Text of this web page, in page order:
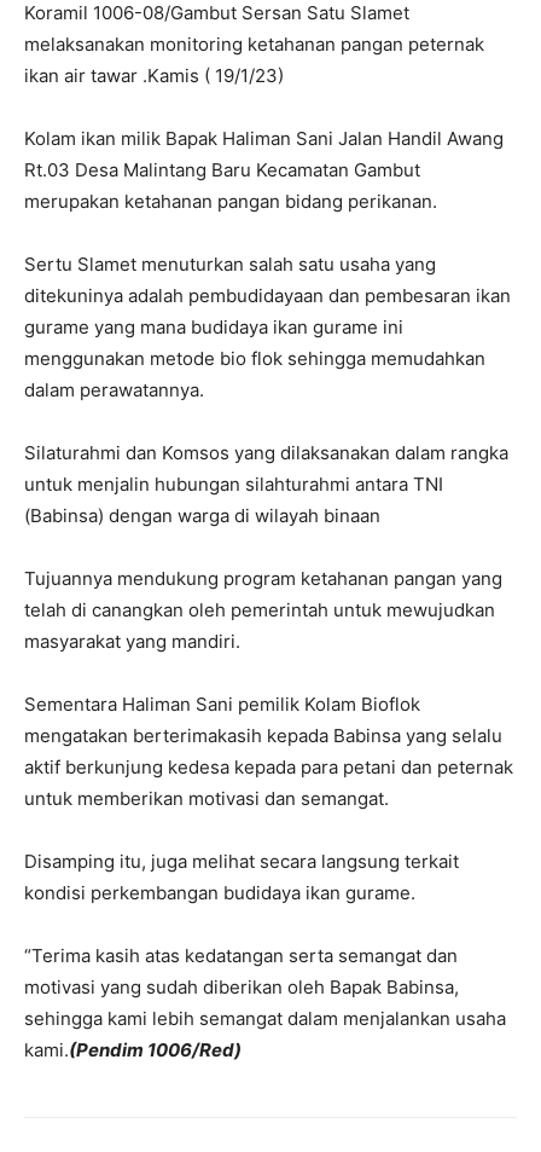
Koramil 1006-08/Gambut Sersan Satu Slamet
melaksanakan monitoring ketahanan pangan peternak
ikan air tawar .Kamis ( 19/1/23)
Kolam ikan milik Bapak Haliman Sani Jalan Handil Awang
Rt.03 Desa Malintang Baru Kecamatan Gambut
merupakan ketahanan pangan bidang perikanan.
Sertu Slamet menuturkan salah satu usaha yang
ditekuninya adalah pembudidayaan dan pembesaran ikan
gurame yang mana budidaya ikan gurame ini
menggunakan metode bio flok sehingga memudahkan
dalam perawatannya.
Silaturahmi dan Komsos yang dilaksanakan dalam rangka
untuk menjalin hubungan silahturahmi antara TNI
(Babinsa) dengan warga di wilayah binaan
Tujuannya mendukung program ketahanan pangan yang
telah di canangkan oleh pemerintah untuk mewujudkan
masyarakat yang mandiri.
Sementara Haliman Sani pemilik Kolam Bioflok
mengatakan berterimakasih kepada Babinsa yang selalu
aktif berkunjung kedesa kepada para petani dan peternak
untuk memberikan motivasi dan semangat.
Disamping itu, juga melihat secara langsung terkait
kondisi perkembangan budidaya ikan gurame.
“Terima kasih atas kedatangan serta semangat dan
motivasi yang sudah diberikan oleh Bapak Babinsa,
sehingga kami lebih semangat dalam menjalankan usaha
kami.(Pendim 1006/Red)